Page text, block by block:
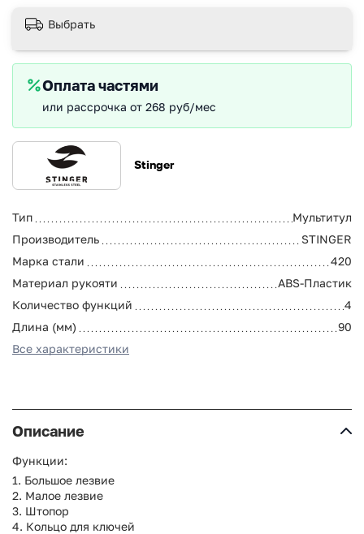
Stinger
Тип
Мультитул
Производитель
STINGER
Марка стали
420
Материал рукояти
ABS-Пластик
Количество функций
4
Длина (мм)
90
Все характеристики
Выбрать
Оплата частями
или рассрочка от 268 руб/мес
Описание
Функции:
1. Большое лезвие
2. Малое лезвие
3. Штопор
4. Кольцо для ключей